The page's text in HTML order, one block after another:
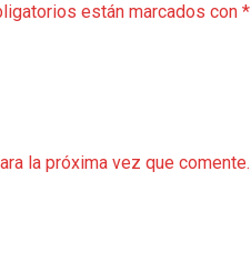
están marcados con *
la próxima vez que comente.